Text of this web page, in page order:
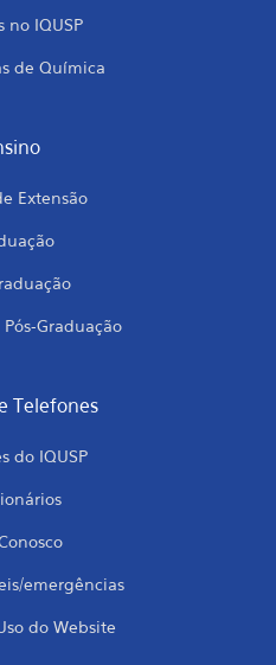
no IQUSP
de Química
Extensão
Graduação
Telefones
do IQUSP
emergências
do Website